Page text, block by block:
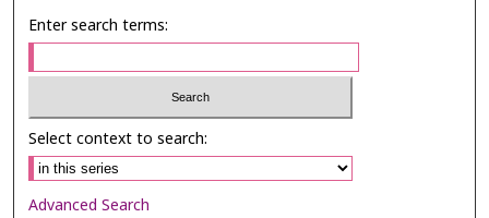
Enter search terms:
Select context to search:
Advanced Search